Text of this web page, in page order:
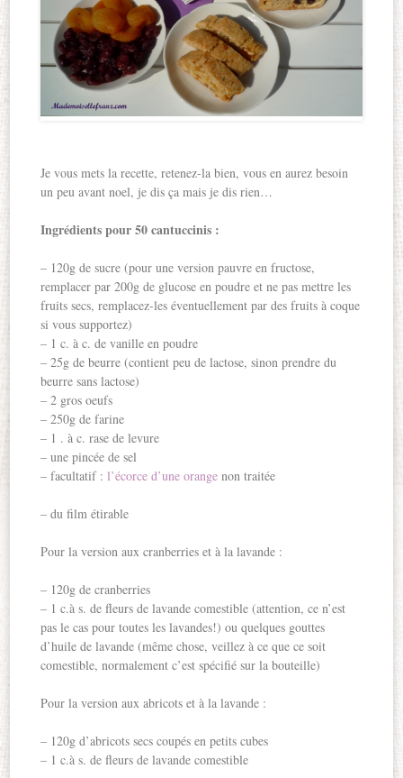
Je vous mets la recette, retenez-la bien, vous en aurez besoin
un peu avant noel, je dis ça mais je dis rien…
Ingrédients pour 50 cantuccinis :
– 120g de sucre (pour une version pauvre en fructose,
remplacer par 200g de glucose en poudre et ne pas mettre les
fruits secs, remplacez-les éventuellement par des fruits à coque
si vous supportez)
– 1 c. à c. de vanille en poudre
– 25g de beurre (contient peu de lactose, sinon prendre du
beurre sans lactose)
– 2 gros oeufs
– 250g de farine
– 1 . à c. rase de levure
– une pincée de sel
– facultatif :l’écorce d’une orange non traitée
– du film étirable
Pour la version aux cranberries et à la lavande :
– 120g de cranberries
– 1 c.à s. de fleurs de lavande comestible (attention, ce n’est
pas le cas pour toutes les lavandes!) ou quelques gouttes
d’huile de lavande (même chose, veillez à ce que ce soit
comestible, normalement c’est spécifié sur la bouteille)
Pour la version aux abricots et à la lavande :
– 120g d’abricots secs coupés en petits cubes
– 1 c.à s. de fleurs de lavande comestible